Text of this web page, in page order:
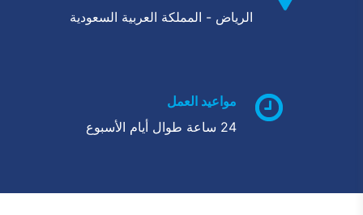
الرياض - المملكة العربية السعودية
مواعيد العمل
24 ساعة طوال أيام الأسبوع